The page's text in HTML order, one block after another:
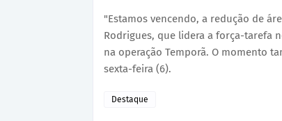
"Estamos vencendo, a redução de
Rodrigues, que lidera a força-tarefa
na operação Temporã. O momento
sexta-feira (6).
Destaque